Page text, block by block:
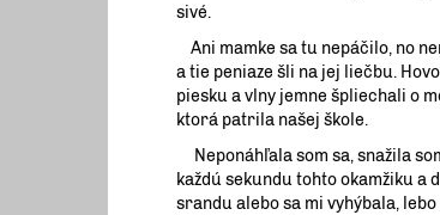
sivé.
Ani mamke sa tu nepáčilo, no
a tie peniaze šli na jej liečbu.
piesku a vlny jemne špliechali o
ktorá patrila našej škole.
Neponáhľala som sa, snažila
každú sekundu tohto okamžiku a
srandu alebo sa mi vyhýbala,